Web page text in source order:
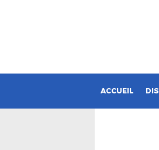
ACCUEIL